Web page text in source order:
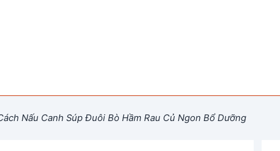
Nấu Canh Súp Đuôi Bò Hầm Rau Củ Ngon Bổ Dưỡng